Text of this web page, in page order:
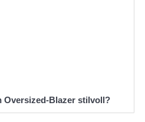
Oversized-Blazer stilvoll?